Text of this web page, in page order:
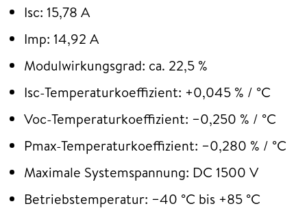
Isc: 15,78 A
Imp: 14,92 A
Modulwirkungsgrad: ca. 22,5 %
Isc-Temperaturkoeffizient: +0,045 % / °C
Voc-Temperaturkoeffizient: −0,250 % / °C
Pmax-Temperaturkoeffizient: −0,280 % / °C
Maximale Systemspannung: DC 1500 V
Betriebstemperatur: −40 °C bis +85 °C